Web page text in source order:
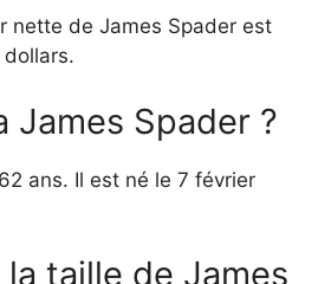
nette de James Spader est
James Spader ?
ans. Il est né le 7 février
taille de James